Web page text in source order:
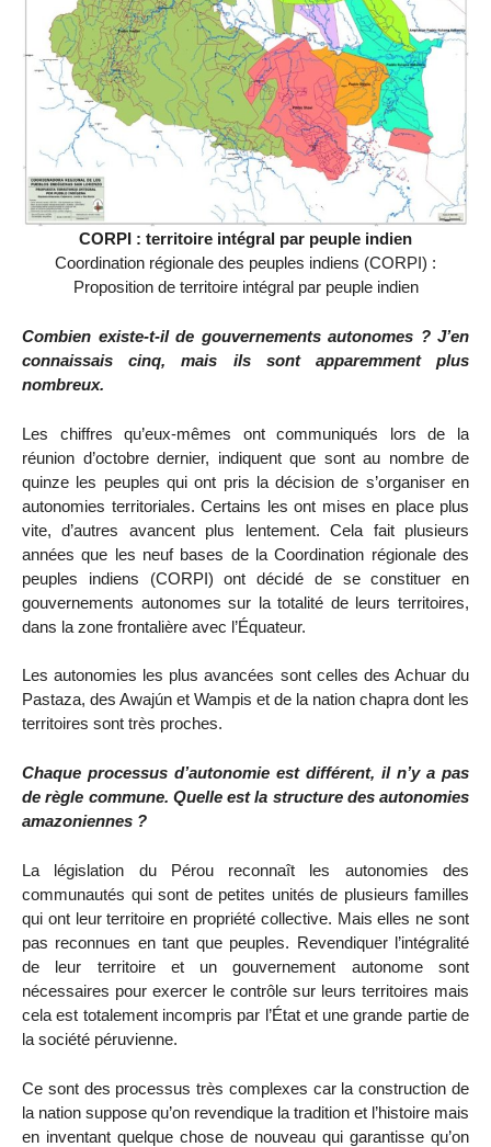
CORPI : territoire intégral par peuple indien
Coordination régionale des peuples indiens (CORPI) :
Proposition de territoire intégral par peuple indien
Combien existe-t-il de gouvernements autonomes ? J’en
connaissais cinq, mais ils sont apparemment plus
nombreux.
Les chiffres qu’eux-mêmes ont communiqués lors de la
réunion d’octobre dernier, indiquent que sont au nombre de
quinze les peuples qui ont pris la décision de s’organiser en
autonomies territoriales. Certains les ont mises en place plus
vite, d’autres avancent plus lentement. Cela fait plusieurs
années que les neuf bases de la Coordination régionale des
peuples indiens (CORPI) ont décidé de se constituer en
gouvernements autonomes sur la totalité de leurs territoires,
dans la zone frontalière avec l’Équateur.
Les autonomies les plus avancées sont celles des Achuar du
Pastaza, des Awajún et Wampis et de la nation chapra dont les
territoires sont très proches.
Chaque processus d’autonomie est différent, il n’y a pas
de règle commune. Quelle est la structure des autonomies
amazoniennes ?
La législation du Pérou reconnaît les autonomies des
communautés qui sont de petites unités de plusieurs familles
qui ont leur territoire en propriété collective. Mais elles ne sont
pas reconnues en tant que peuples. Revendiquer l’intégralité
de leur territoire et un gouvernement autonome sont
nécessaires pour exercer le contrôle sur leurs territoires mais
cela est totalement incompris par l’État et une grande partie de
la société péruvienne.
Ce sont des processus très complexes car la construction de
la nation suppose qu’on revendique la tradition et l’histoire mais
en inventant quelque chose de nouveau qui garantisse qu’on